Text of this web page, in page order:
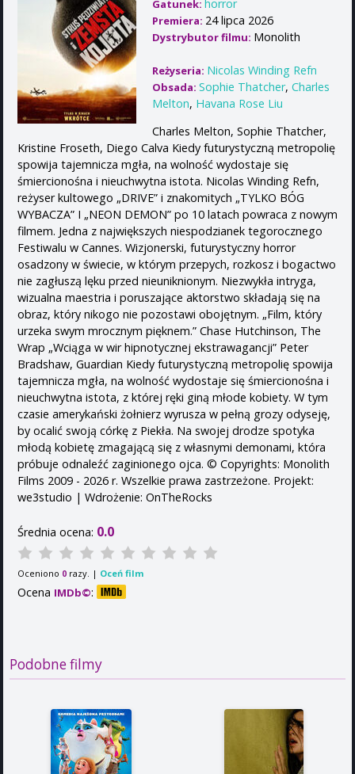
Gatunek: horror
Premiera: 24 lipca 2026
Dystrybutor filmu: Monolith
Reżyseria: Nicolas Winding Refn
Obsada: Sophie Thatcher, Charles
Melton, Havana Rose Liu
Charles Melton, Sophie Thatcher,
Kristine Froseth, Diego Calva Kiedy futurystyczną metropolię
spowija tajemnicza mgła, na wolność wydostaje się
śmiercionośna i nieuchwytna istota. Nicolas Winding Refn,
reżyser kultowego „DRIVE” i znakomitych „TYLKO BÓG
WYBACZA” I „NEON DEMON” po 10 latach powraca z nowym
filmem. Jedna z największych niespodzianek tegorocznego
Festiwalu w Cannes. Wizjonerski, futurystyczny horror
osadzony w świecie, w którym przepych, rozkosz i bogactwo
nie zagłuszą lęku przed nieuniknionym. Niezwykła intryga,
wizualna maestria i poruszające aktorstwo składają się na
obraz, który nikogo nie pozostawi obojętnym. „Film, który
urzeka swym mrocznym pięknem.” Chase Hutchinson, The
Wrap „Wciąga w wir hipnotycznej ekstrawagancji” Peter
Bradshaw, Guardian Kiedy futurystyczną metropolię spowija
tajemnicza mgła, na wolność wydostaje się śmiercionośna i
nieuchwytna istota, z której ręki giną młode kobiety. W tym
czasie amerykański żołnierz wyrusza w pełną grozy odyseję,
by ocalić swoją córkę z Piekła. Na swojej drodze spotyka
młodą kobietę zmagającą się z własnymi demonami, która
próbuje odnaleźć zaginionego ojca. © Copyrights: Monolith
Films 2009 - 2026 r. Wszelkie prawa zastrzeżone. Projekt:
we3studio | Wdrożenie: OnTheRocks
Średnia ocena: 0.0
Oceniono 0 razy. | Oceń film
Ocena IMDb©:
Podobne filmy